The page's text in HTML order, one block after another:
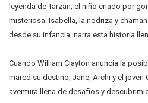
leyenda de Tarzán, el niño criado por
misteriosa. Isabella, la nodriza y
desde su infancia, narra esta historia
Cuando William Clayton anuncia la
marcó su destino, Jane, Archi y el joven
aventura llena de desafíos y